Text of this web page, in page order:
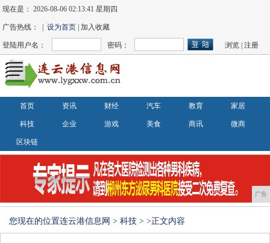
现在是：2026-08-06 02:13:41 星期四
广告热线： |设为首页 | 加入收藏
登陆用户名： 密码： 浏览 |注册
首页 资讯 财经 汽车 教育 家居
科技 企业 游戏 美食 商讯 微商
区块链
广告
您现在的位置连云港信息网 > 科技 > >正文内容